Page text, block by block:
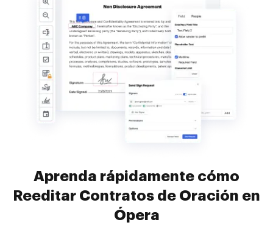
Aprenda rápidamente cómo
Reeditar Contratos de Oración en
Ópera